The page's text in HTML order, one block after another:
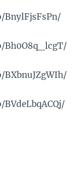
Bh0O8q_lcgT/